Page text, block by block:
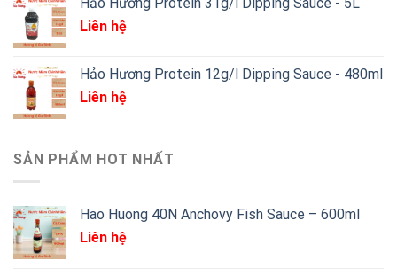
Liên hệ
Hảo Hương Protein 12g/l Dipping Sauce - 480ml
Liên hệ
SẢN PHẨM HOT NHẤT
Hao Huong 40N Anchovy Fish Sauce – 600ml
Liên hệ